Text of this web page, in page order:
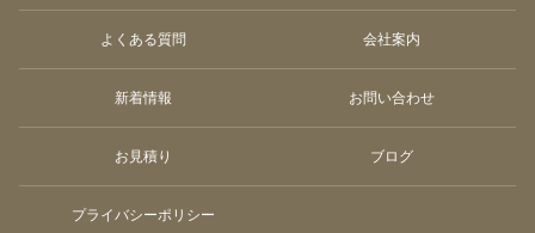
よくある質問 会社案内
新着情報 お問い合わせ
お見積り ブログ
プライバシーポリシー